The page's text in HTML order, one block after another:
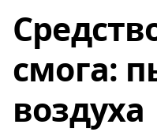
смога:
воздуха